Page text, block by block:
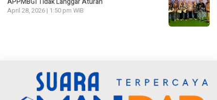
April 28, 2026 | 1:50 pm WIB